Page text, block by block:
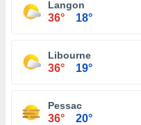
Langon
36° 18°
Libourne
36° 19°
Pessac
36° 20°